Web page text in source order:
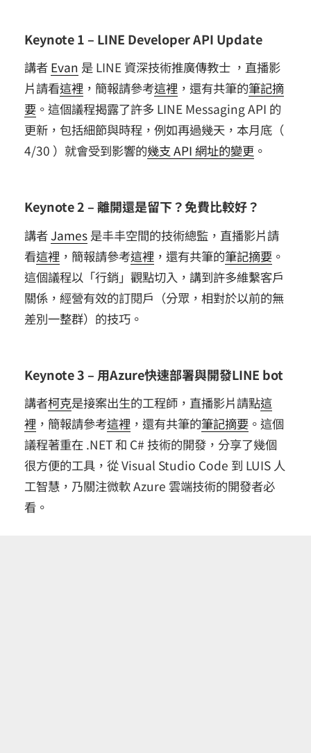
Keynote 1 – LINE Developer API Update
講者 Evan 是 LINE 資深技術推廣傳教士 ，直播影
片請看這裡，簡報請參考這裡，還有共筆的筆記摘
要。這個議程揭露了許多 LINE Messaging API 的
更新，包括細節與時程，例如再過幾天，本月底（
4/30 ）就會受到影響的幾支 API 網址的變更。
Keynote 2 – 離開還是留下？免費比較好？
講者James是丰丰空間的技術總監，直播影片請
看這裡 ，簡報請參考這裡 ，還有共筆的筆記摘要。
這個議程以「行銷」觀點切入，講到許多維繫客戶
關係，經營有效的訂閱戶（分眾，相對於以前的無
差別一整群）的技巧。
Keynote 3 – 用Azure快速部署與開發LINE bot
講者柯克是接案出生的工程師，直播影片請點這
裡，簡報請參考這裡，還有共筆的筆記摘要。這個
議程著重在 .NET 和 C# 技術的開發，分享了幾個
很方便的工具，從 Visual Studio Code 到 LUIS 人
工智慧，乃關注微軟 Azure 雲端技術的開發者必
看。